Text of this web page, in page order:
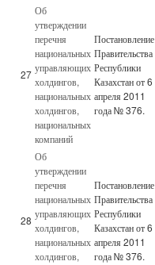
27
Об
утверждении
перечня
национальных
управляющих
холдингов,
национальных
холдингов,
национальных
компаний
Постановление
Правительства
Республики
Казахстан от 6
апреля 2011
года № 376.
28
Об
утверждении
перечня
национальных
управляющих
холдингов,
национальных
холдингов,
Постановление
Правительства
Республики
Казахстан от 6
апреля 2011
года № 376.